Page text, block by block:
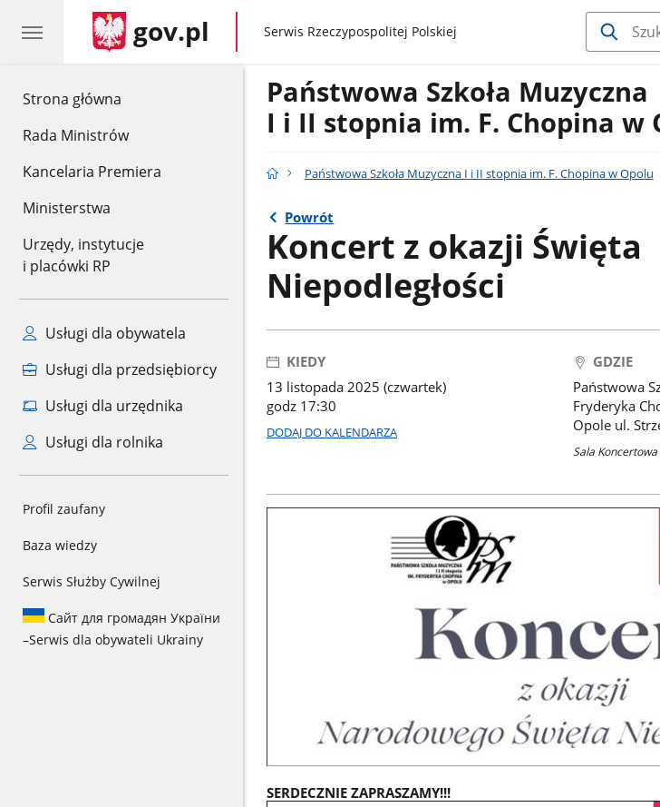
Strona główna
Rada Ministrów
Kancelaria Premiera
Ministerstwa
Urzędy, instytucje
i placówki RP
Usługi dla obywatela
Usługi dla przedsiębiorcy
Usługi dla urzędnika
Usługi dla rolnika
Profil zaufany
Baza wiedzy
Serwis Służby Cywilnej
Сайт для громадян України
–Serwis dla obywateli Ukrainy
gov.pl gov.pl
Serwis Rzeczypospolitej Polskiej
Państwowa Szkoła Muzyczna
I i II stopnia im. F. Chopina w
Państwowa Szkoła Muzyczna I i II stopnia im. F. Chopina w Opolu
Powrót
Koncert z okazji Święta
Niepodległości
KIEDY
13 listopada 2025 (czwartek)
godz 17:30
DODAJ DO KALENDARZA
GDZIE
Państwowa
Fryderyka
Opole ul.
Sala Koncertowa
SERDECZNIE ZAPRASZAMY!!!